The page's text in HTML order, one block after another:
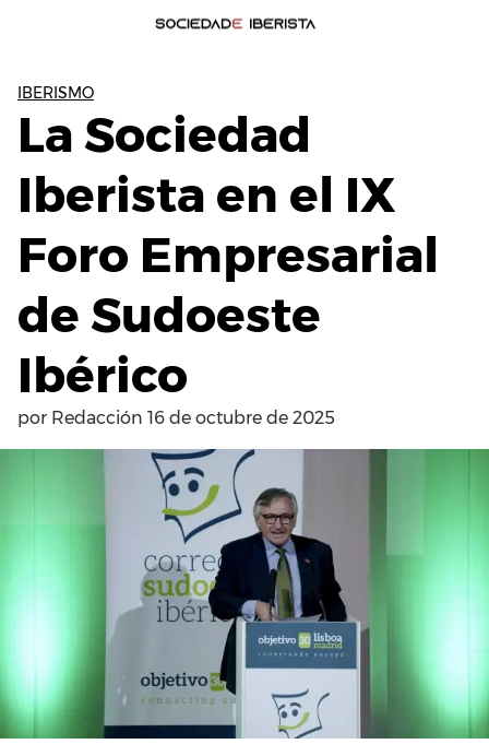
IBERISMO
La Sociedad
Iberista en el IX
Foro Empresarial
de Sudoeste
Ibérico
por Redacción 16 de octubre de 2025